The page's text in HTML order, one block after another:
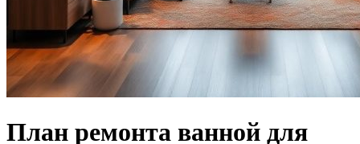
План ремонта ванной для